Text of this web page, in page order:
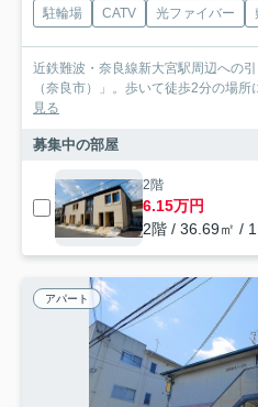
駐輪場 CATV 光ファイバー
近鉄難波・奈良線新大宮駅周辺への
（奈良市）」。歩いて徒歩2分の場
見る
募集中の部屋
2階
6.15万円
2階 / 36.69㎡ /
アパート